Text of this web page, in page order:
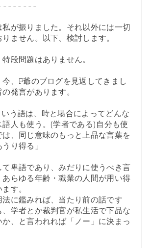
が振りました。それ以外には一切
ません。以下、検討します。
段問題はありません。
、F爺のブログを見返してきまし
発言があります。
いう語は、時と場合によってどんな
人も使う。(学者である)自分も使
は、同じ意味のもっと上品な言葉を
り得る」
て卑語であり、みだりに使うべき言
らゆる年齢・職業の人間が用い得
す。
に鑑みれば、当たり前の話です
学者とか裁判官が私生活で下品な
、と言われれば「ノー」に決まっ